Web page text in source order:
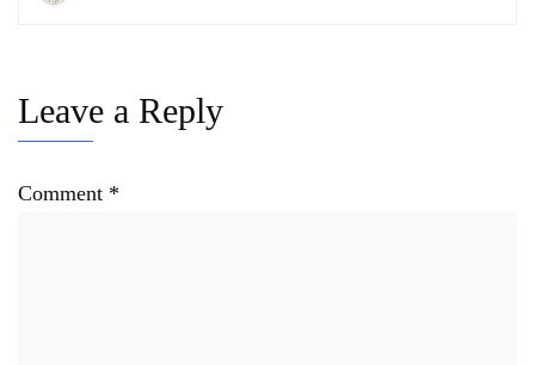
Leave a Reply
Comment *